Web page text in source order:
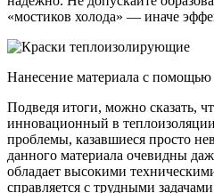
«мостиков холода» — иначе
Нанесение материала с помощью
Подведя итоги, можно сказать,
инновационный в
проблемы, казавшиеся просто
данного материала очевидны
обладает высокими
справляется с трудными